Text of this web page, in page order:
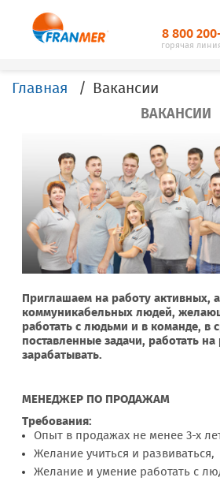
8 800
горячая
Главная Вакансии
ВАКАНСИИ
Приглашаем на работу активных,
коммуникабельных людей,
работать с людьми и в команде, в
поставленные задачи, работать на
зарабатывать.
МЕНЕДЖЕР ПО ПРОДАЖАМ
Требования:
Опыт в продажах не менее 3-х
Желание учиться и развиваться,
Желание и умение работать с